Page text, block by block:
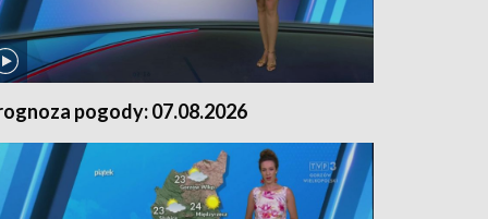
pogody: 07.08.2026